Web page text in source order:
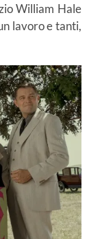
William Hale
lavoro e tanti,